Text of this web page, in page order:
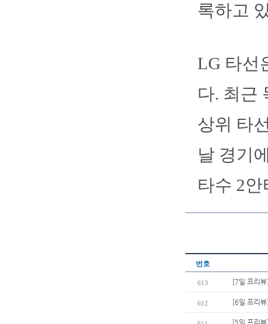
록하고
LG 타선
다. 최근
상위 타
날 경기
타수 2
번호
613 [7일 프리
612 [6일 프리
[5일 프리